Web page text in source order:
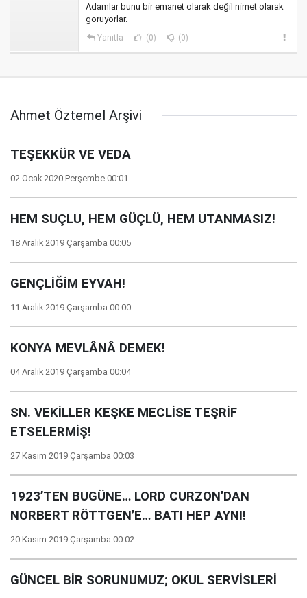
Adamlar bunu bir emanet olarak değil nimet olarak
görüyorlar.
Yanıtla (0) (0)
Ahmet Öztemel Arşivi
TEŞEKKÜR VE VEDA
02 Ocak 2020 Perşembe 00:01
HEM SUÇLU, HEM GÜÇLÜ, HEM UTANMASIZ!
18 Aralık 2019 Çarşamba 00:05
GENÇLİĞİM EYVAH!
11 Aralık 2019 Çarşamba 00:00
KONYA MEVLÂNÂ DEMEK!
04 Aralık 2019 Çarşamba 00:04
SN. VEKİLLER KEŞKE MECLİSE TEŞRİF
ETSELERMİŞ!
27 Kasım 2019 Çarşamba 00:03
1923’TEN BUGÜNE… LORD CURZON’DAN
NORBERT RÖTTGEN’E… BATI HEP AYNI!
20 Kasım 2019 Çarşamba 00:02
GÜNCEL BİR SORUNUMUZ; OKUL SERVİSLERİ